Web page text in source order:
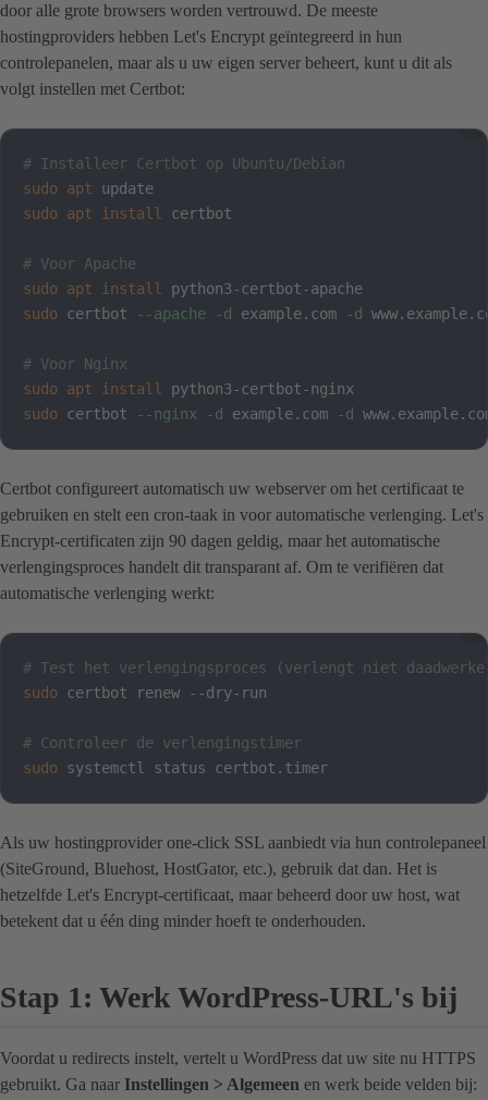
door alle grote browsers worden vertrouwd. De meeste
hostingproviders hebben Let's Encrypt geïntegreerd in hun
controlepanelen, maar als u uw eigen server beheert, kunt u dit als
volgt instellen met Certbot:
# Installeer Certbot op Ubuntu/Debian
sudo apt
sudo apt install certbot
# Voor Apache
sudo apt install
sudo certbot --apache -d example.com -d
# Voor Nginx
sudo apt install
sudo certbot --nginx -d example.com -d
Certbot configureert automatisch uw webserver om het certificaat te
gebruiken en stelt een cron-taak in voor automatische verlenging. Let's
Encrypt-certificaten zijn 90 dagen geldig, maar het automatische
verlengingsproces handelt dit transparant af. Om te verifiëren dat
automatische verlenging werkt:
# Test het verlengingsproces (verlengt niet
sudo certbot renew --dry-run
# Controleer de verlengingstimer
sudo systemctl status certbot.timer
Als uw hostingprovider one-click SSL aanbiedt via hun controlepaneel
(SiteGround, Bluehost, HostGator, etc.), gebruik dat dan. Het is
hetzelfde Let's Encrypt-certificaat, maar beheerd door uw host, wat
betekent dat u één ding minder hoeft te onderhouden.
Stap 1: Werk WordPress-URL's bij
Voordat u redirects instelt, vertelt u WordPress dat uw site nu HTTPS
gebruikt. Ga naar Instellingen > Algemeen en werk beide velden bij: